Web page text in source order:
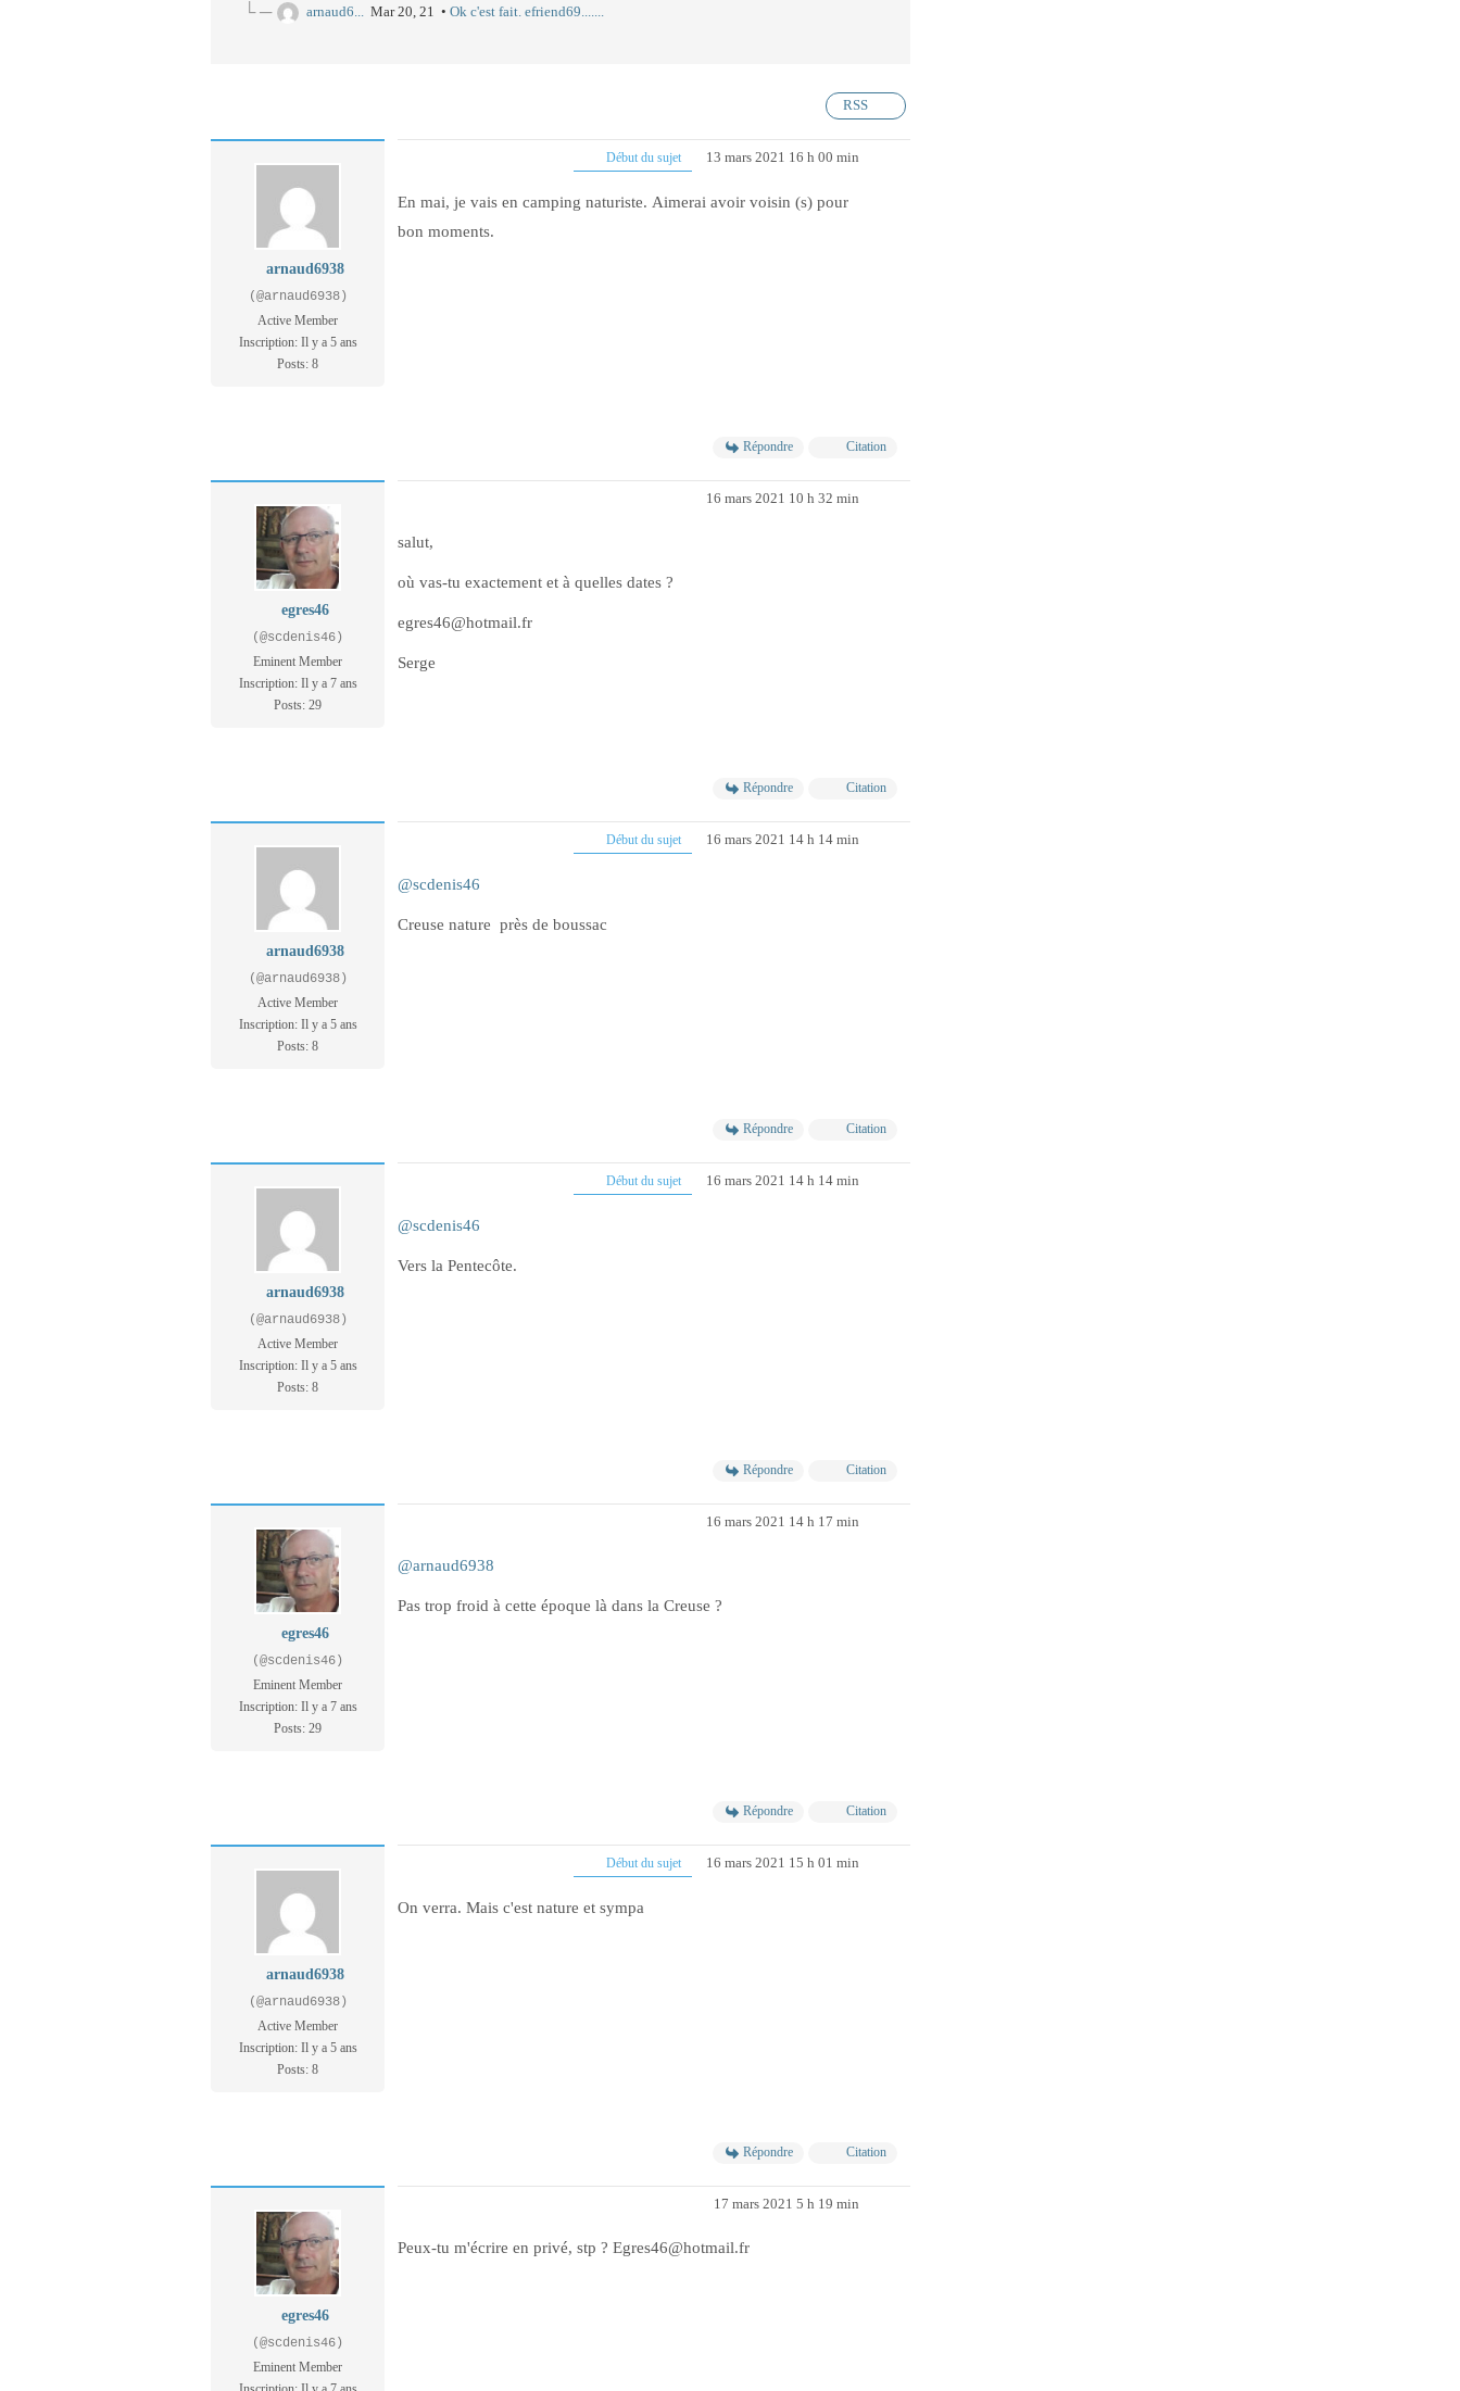
└ ─ arnaud6... Mar 20, 21 •Ok c'est fait. efriend69.......
RSS
arnaud6938
(@arnaud6938)
Active Member
Inscription: Il y a 5 ans
Posts: 8
Début du sujet 13 mars 2021 16 h 00 min
En mai, je vais en camping naturiste. Aimerai avoir voisin (s) pour
bon moments.
Répondre Citation
egres46
(@scdenis46)
Eminent Member
Inscription: Il y a 7 ans
Posts: 29
16 mars 2021 10 h 32 min
salut,
où vas-tu exactement et à quelles dates ?
egres46@hotmail.fr
Serge
Répondre Citation
arnaud6938
(@arnaud6938)
Active Member
Inscription: Il y a 5 ans
Posts: 8
Début du sujet 16 mars 2021 14 h 14 min
@scdenis46
Creuse nature près de boussac
Répondre Citation
arnaud6938
(@arnaud6938)
Active Member
Inscription: Il y a 5 ans
Posts: 8
Début du sujet 16 mars 2021 14 h 14 min
@scdenis46
Vers la Pentecôte.
Répondre Citation
egres46
(@scdenis46)
Eminent Member
Inscription: Il y a 7 ans
Posts: 29
16 mars 2021 14 h 17 min
@arnaud6938
Pas trop froid à cette époque là dans la Creuse ?
Répondre Citation
arnaud6938
(@arnaud6938)
Active Member
Inscription: Il y a 5 ans
Posts: 8
Début du sujet 16 mars 2021 15 h 01 min
On verra. Mais c'est nature et sympa
Répondre Citation
egres46
(@scdenis46)
Eminent Member
17 mars 2021 5 h 19 min
Peux-tu m'écrire en privé, stp ? Egres46@hotmail.fr